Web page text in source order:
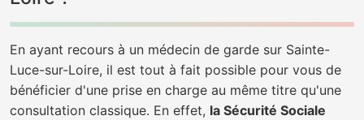
En ayant recours à un médecin de garde sur Sainte-
Luce-sur-Loire, il est tout à fait possible pour vous de
bénéficier d'une prise en charge au même titre qu'une
consultation classique. En effet, la Sécurité Sociale